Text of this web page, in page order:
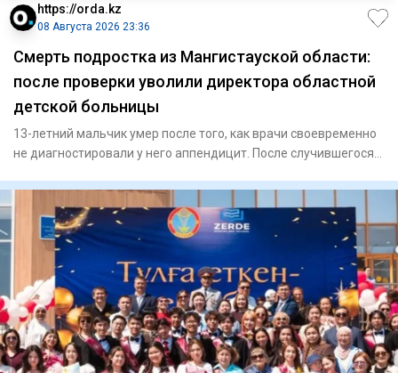
https://orda.kz
08 Августа 2026 23:36
Смерть подростка из Мангистауской области:
после проверки уволили директора областной
детской больницы
13-летний мальчик умер после того, как врачи своевременно
не диагностировали у него аппендицит. После случившегося